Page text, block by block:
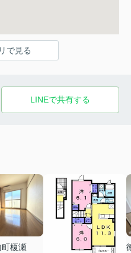
で見る
LINEで共有する
榎瀬